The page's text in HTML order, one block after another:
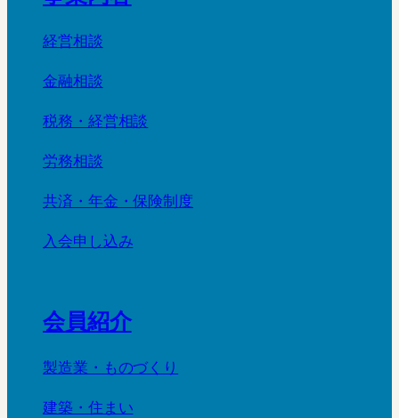
経営相談
金融相談
税務・経営相談
労務相談
共済・年金・保険制度
入会申し込み
会員紹介
製造業・ものづくり
建築・住まい